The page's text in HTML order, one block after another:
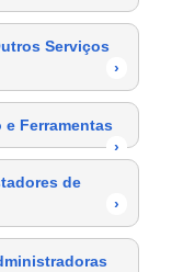
Serviços
›
Ferramentas
›
de
›